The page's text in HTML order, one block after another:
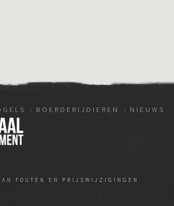
BOERDERIJDIEREN NIEUWS
FOUTEN EN PRIJSWIJZIGINGEN